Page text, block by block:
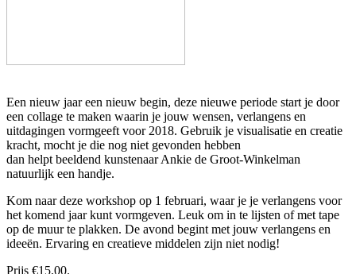
Een nieuw jaar een nieuw begin, deze nieuwe periode start je door
een collage te maken waarin je jouw wensen, verlangens en
uitdagingen vormgeeft voor 2018. Gebruik je visualisatie en creatie
kracht, mocht je die nog niet gevonden hebben
dan helpt beeldend kunstenaar Ankie de Groot-Winkelman
natuurlijk een handje.
Kom naar deze workshop op 1 februari, waar je je verlangens voor
het komend jaar kunt vormgeven. Leuk om in te lijsten of met tape
op de muur te plakken. De avond begint met jouw verlangens en
ideeën. Ervaring en creatieve middelen zijn niet nodig!
Prijs €15,00.